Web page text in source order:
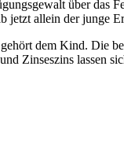
über das
jetzt allein der junge
dem Kind. Die
Zinseszins lassen